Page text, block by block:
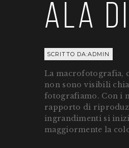
Ala
SCRITTO DA:ADMIN
La macrofotografia,
non sono visibili
fotografiamo. Con i
rapporto di
ingrandimenti si
maggiormente la